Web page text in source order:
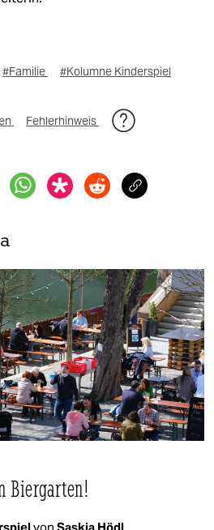
#Familie #Kolumne Kinderspiel
Fehlerhinweis
Biergarten!